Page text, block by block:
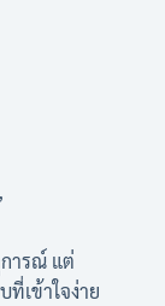
การณ์ แต่
เข้าใจง่าย